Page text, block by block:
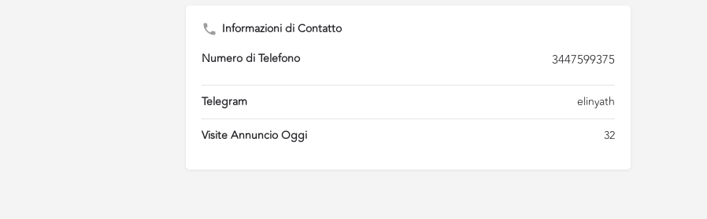
Informazioni di Contatto
Numero di Telefono
3447599375
Telegram elinyath
Visite Annuncio Oggi 32